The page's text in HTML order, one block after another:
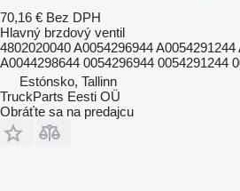
70,16 € Bez DPH
Hlavný brzdový ventil
4802020040 A0054296944 A0054291244
A0044298644 0054296944 0054291244
Estónsko, Tallinn
TruckParts Eesti OÜ
Obráťte sa na predajcu